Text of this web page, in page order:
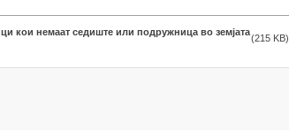
кои немаат седиште или подружница во земјата
(215 KB)